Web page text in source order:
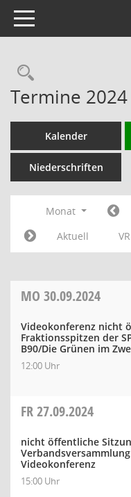
Toggle navigation
Termine 2024
Kalender
Niederschriften
Monat
Aktuell
MO 30.09.2024
Videokonferenz nicht
Fraktionsspitzen der
B90/Die Grünen im
12:00 Uhr
FR27.09.2024
nicht öffentliche
Videokonferenz
15:00 Uhr